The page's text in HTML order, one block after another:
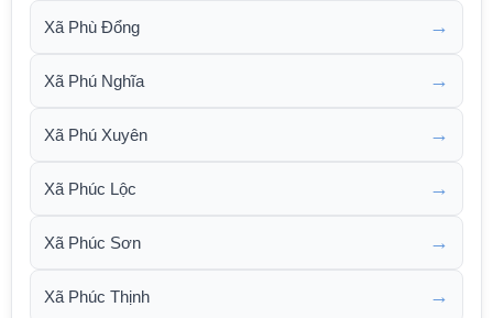
Xã Phù Đổng →
Xã Phú Nghĩa →
Xã Phú Xuyên →
Xã Phúc Lộc →
Xã Phúc Sơn →
Xã Phúc Thịnh →